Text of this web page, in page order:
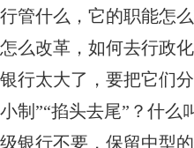
行管什么，它的职能怎
怎么改革，如何去行政
银行太大了，要把它们
小制”“掐头去尾”？什么
级银行不要，保留中型